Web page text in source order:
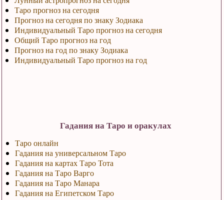
Таро прогноз на сегодня
Прогноз на сегодня по знаку Зодиака
Индивидуальный Таро прогноз на сегодня
Общий Таро прогноз на год
Прогноз на год по знаку Зодиака
Индивидуальный Таро прогноз на год
Гадания на Таро и оракулах
Таро онлайн
Гадания на универсальном Таро
Гадания на картах Таро Тота
Гадания на Таро Варго
Гадания на Таро Манара
Гадания на Египетском Таро